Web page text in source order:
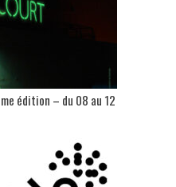
édition – du 08 au 12